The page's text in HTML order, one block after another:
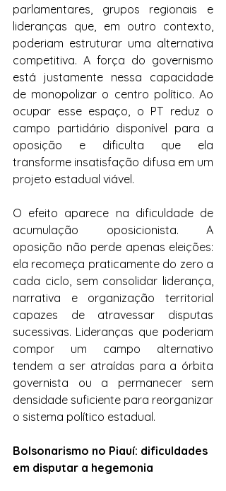
parlamentares, grupos regionais e
lideranças que, em outro contexto,
poderiam estruturar uma alternativa
competitiva. A força do governismo
está justamente nessa capacidade
de monopolizar o centro político. Ao
ocupar esse espaço, o PT reduz o
campo partidário disponível para a
oposição e dificulta que ela
transforme insatisfação difusa em um
projeto estadual viável.
O efeito aparece na dificuldade de
acumulação oposicionista. A
oposição não perde apenas eleições:
ela recomeça praticamente do zero a
cada ciclo, sem consolidar liderança,
narrativa e organização territorial
capazes de atravessar disputas
sucessivas. Lideranças que poderiam
compor um campo alternativo
tendem a ser atraídas para a órbita
governista ou a permanecer sem
densidade suficiente para reorganizar
o sistema político estadual.
Bolsonarismo no Piauí: dificuldades
em disputar a hegemonia